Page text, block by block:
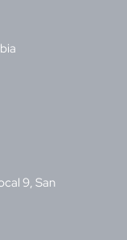
9, San